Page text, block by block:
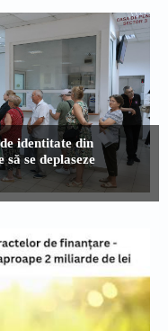
identitate din
se deplaseze